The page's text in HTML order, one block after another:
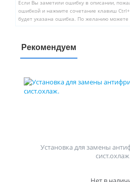
Если Вы заметили ошибку в описании,
ошибкой и нажмите сочетание клавиш
будет указана ошибка. По желанию можете
Рекомендуем
Установка для замены